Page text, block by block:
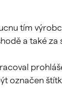
tím
a také
označen